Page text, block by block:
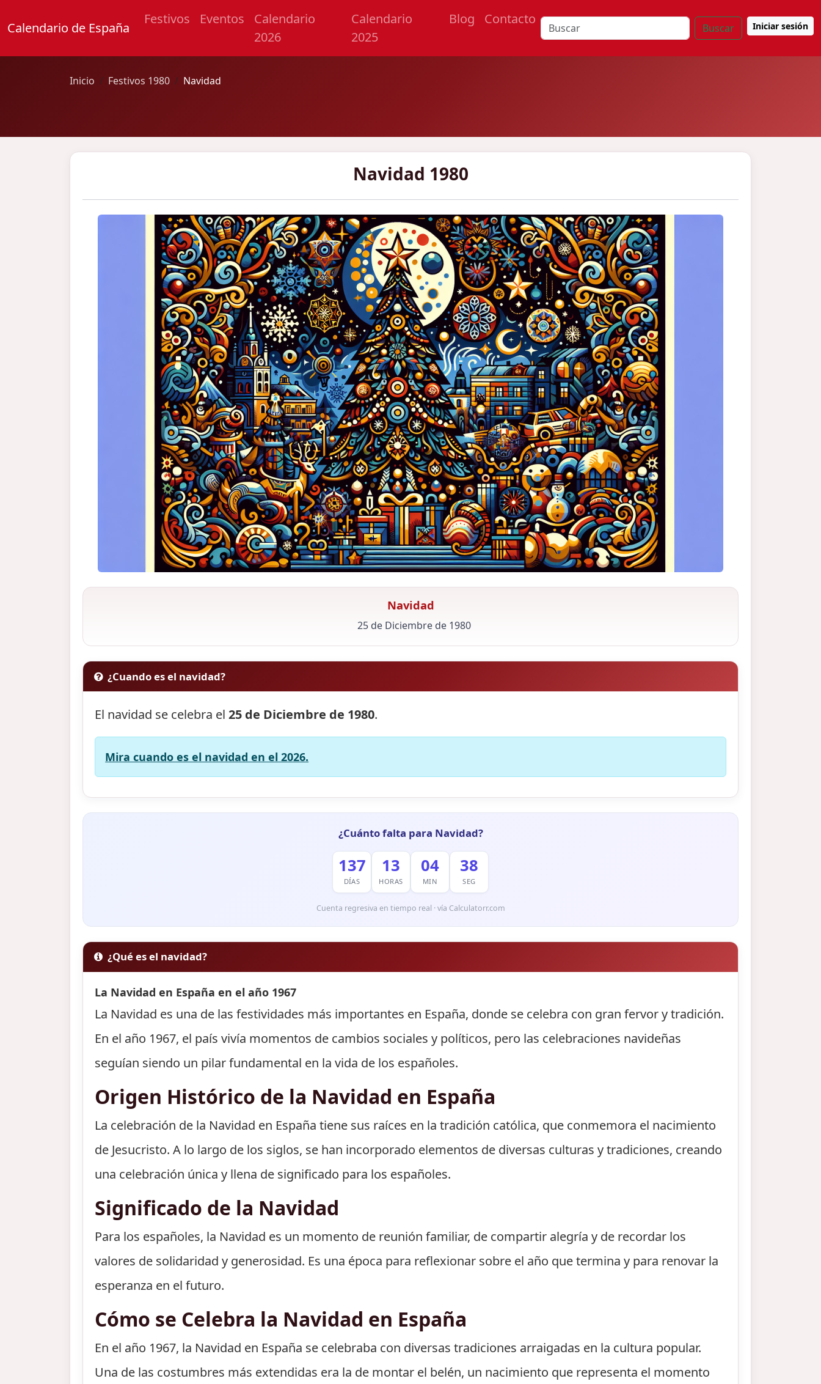
Calendario de España
Festivos Eventos
Calendario
2026
Calendario
2025
Blog Contacto
Buscar Iniciar sesión
Inicio Festivos 1980 Navidad
Navidad 1980
Navidad
25 de Diciembre de 1980
¿Cuando es el navidad?
El navidad se celebra el25 de Diciembre de 1980.
Mira cuando es el navidad en el 2026.
¿Cuánto falta para Navidad?
137
DÍAS
13
HORAS
04
MIN
37
SEG
Cuenta regresiva en tiempo real · vía Calculatorr.com
¿Qué es el navidad?
La Navidad en España en el año 1967
La Navidad es una de las festividades más importantes en España, donde se celebra con gran fervor y tradición.
En el año 1967, el país vivía momentos de cambios sociales y políticos, pero las celebraciones navideñas
seguían siendo un pilar fundamental en la vida de los españoles.
Origen Histórico de la Navidad en España
La celebración de la Navidad en España tiene sus raíces en la tradición católica, que conmemora el nacimiento
de Jesucristo. A lo largo de los siglos, se han incorporado elementos de diversas culturas y tradiciones, creando
una celebración única y llena de significado para los españoles.
Significado de la Navidad
Para los españoles, la Navidad es un momento de reunión familiar, de compartir alegría y de recordar los
valores de solidaridad y generosidad. Es una época para reflexionar sobre el año que termina y para renovar la
esperanza en el futuro.
Cómo se Celebra la Navidad en España
En el año 1967, la Navidad en España se celebraba con diversas tradiciones arraigadas en la cultura popular.
Una de las costumbres más extendidas era la de montar el belén, un nacimiento que representa el momento